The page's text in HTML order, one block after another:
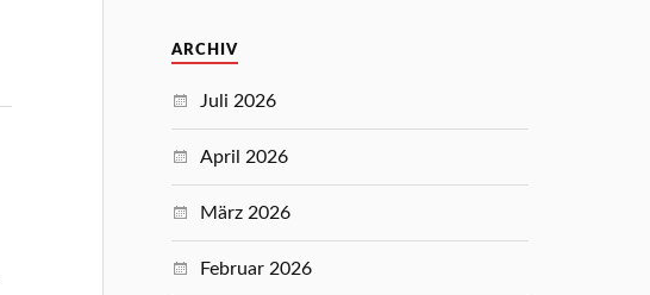
ARCHIV
Juli 2026
April 2026
März 2026
Februar 2026